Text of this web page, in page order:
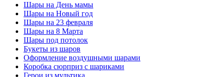
Шары на День мамы
Шары на Новый год
Шары на 23 февраля
Шары на 8 Марта
Шары под потолок
Букеты из шаров
Оформление воздушными шарами
Коробка сюрприз с шариками
Герои из мультика